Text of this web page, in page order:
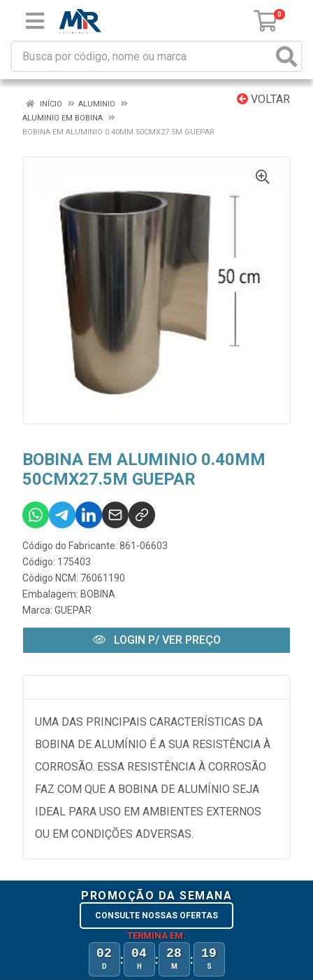
0
VOLTAR
INÍCIO
ALUMINIO
ALUMINIO EM BOBINA
BOBINA EM ALUMINIO 0.40MM 50CMX27.5M GUEPAR
BOBINA EM ALUMINIO 0.40MM
50CMX27.5M GUEPAR
Código do Fabricante: 861-06603
Código: 175403
Código NCM: 76061190
Embalagem: BOBINA
Marca: GUEPAR
LOGIN P/ VER PREÇO
UMA DAS PRINCIPAIS CARACTERÍSTICAS DA
BOBINA DE ALUMÍNIO É A SUA RESISTÊNCIA À
CORROSÃO. ESSA RESISTÊNCIA À CORROSÃO
FAZ COM QUE A BOBINA DE ALUMÍNIO SEJA
IDEAL PARA USO EM AMBIENTES EXTERNOS
OU EM CONDIÇÕES ADVERSAS.
PROMOÇÃO DA SEMANA
CONSULTE NOSSAS OFERTAS
TERMINA EM:
02
D : 04
H : 28
M : 19
S